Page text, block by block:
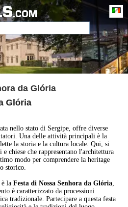
.COM
da Glória
Glória
nello stato di Sergipe, offre diverse
Una delle attività principali è la
la storia e la cultura locale. Qui, si
chiese che rappresentano l'architettura
modo per comprendere la heritage
storico.
la Festa di Nossa Senhora da Glória,
è caratterizzato da processioni
tradizionale. Partecipare a questa festa